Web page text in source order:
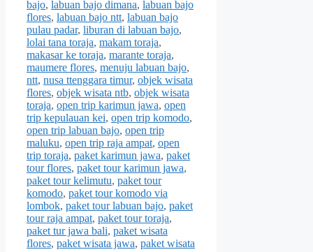
bajo, labuan bajo dimana, labuan bajo
flores, labuan bajo ntt, labuan bajo
pulau padar, liburan di labuan bajo,
lolai tana toraja, makam toraja,
makasar ke toraja, marante toraja,
maumere flores, menuju labuan bajo,
ntt, nusa ttenggara timur, objek wisata
flores, objek wisata ntb, objek wisata
toraja, open trip karimun jawa, open
trip kepulauan kei, open trip komodo,
open trip labuan bajo, open trip
maluku, open trip raja ampat, open
trip toraja, paket karimun jawa, paket
tour flores, paket tour karimun jawa,
paket tour kelimutu, paket tour
komodo, paket tour komodo via
lombok, paket tour labuan bajo, paket
tour raja ampat, paket tour toraja,
paket tur jawa bali, paket wisata
flores, paket wisata jawa, paket wisata